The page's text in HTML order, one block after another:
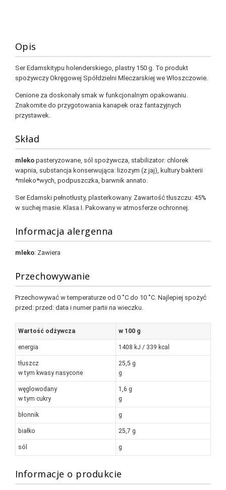
Opis
Ser Edamskitypu holenderskiego, plastry 150 g. To produkt
spożywczy Okręgowej Spółdzielni Mleczarskiej we Włoszczowie.
Cenione za doskonały smak w funkcjonalnym opakowaniu.
Znakomite do przygotowania kanapek oraz fantazyjnych
przystawek.
Skład
mlekopasteryzowane, sól spożywcza, stabilizator: chlorek
wapnia, substancja konserwująca: lizozym (z jaj), kultury bakterii
*mleko*wych, podpuszczka, barwnik annato.
Ser Edamski pełnotłusty, plasterkowany. Zawartość tłuszczu: 45%
w suchej masie. Klasa I. Pakowany w atmosferze ochronnej.
Informacja alergenna
mleko: Zawiera
Przechowywanie
Przechowywać w temperaturze od 0 ˚C do 10 ˚C. Najlepiej spożyć
przed: przed: data i numer partii na wieczku.
Wartość odżywcza w 100 g
energia 1408 kJ / 339 kcal
tłuszcz
w tym kwasy nasycone
25,5 g
g
węglowodany
w tym cukry
1,6 g
g
błonnik g
białko 25,7 g
sól g
Informacje o produkcie